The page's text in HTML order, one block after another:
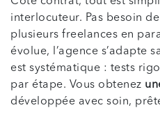
interlocuteur. Pas besoin
plusieurs freelances en
évolue, l’agence s’adapte
est systématique : tests
par étape. Vous obtenez
développée avec soin,